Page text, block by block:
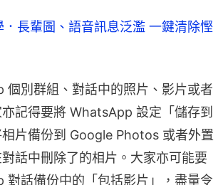
長輩圖、語音訊息泛濫 一鍵清除慳
個別群組、對話中的照片、影片或者
記得要將 WhatsApp 設定「儲存到
片備份到 Google Photos 或者外置
話中刪除了的相片。大家亦可能要
對話備份中的「包括影片」，盡量令